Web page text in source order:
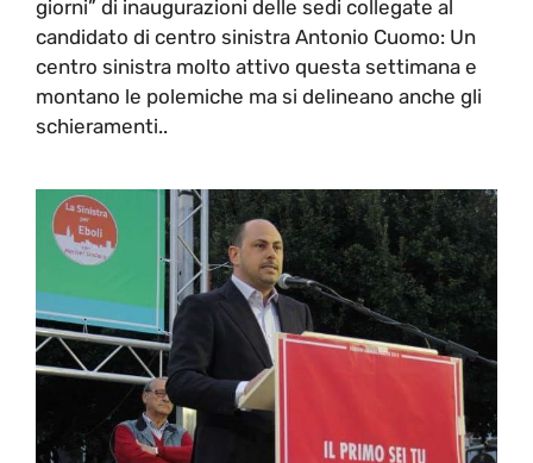
giorni” di inaugurazioni delle sedi collegate al
candidato di centro sinistra Antonio Cuomo: Un
centro sinistra molto attivo questa settimana e
montano le polemiche ma si delineano anche gli
schieramenti..